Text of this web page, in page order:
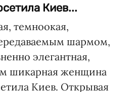
Киев...
темноокая,
шармом,
элегантная,
шикарная женщина
Киев. Открывая